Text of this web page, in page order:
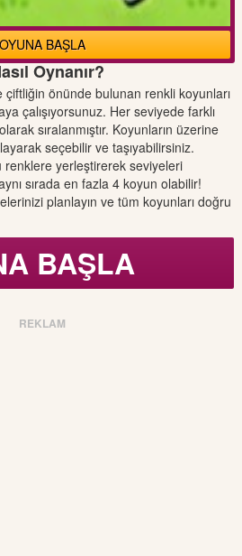
OYUNA BAŞLA
Oynanır?
önünde bulunan renkli koyunları
çalışıyorsunuz. Her seviyede farklı
sıralanmıştır. Koyunların üzerine
seçebilir ve taşıyabilirsiniz.
renklere yerleştirerek seviyeleri
sırada en fazla 4 koyun olabilir!
planlayın ve tüm koyunları doğru
BAŞLA
REKLAM